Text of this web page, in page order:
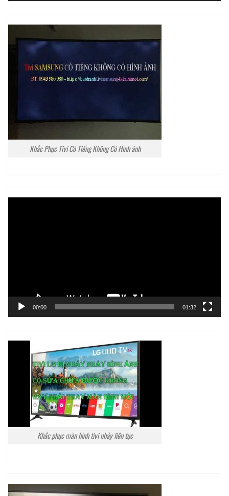
Khắc Phục Tivi Có Tiếng Không Có Hình ảnh
00:00 01:32
Khắc phục màn hình tivi nhảy liên tục